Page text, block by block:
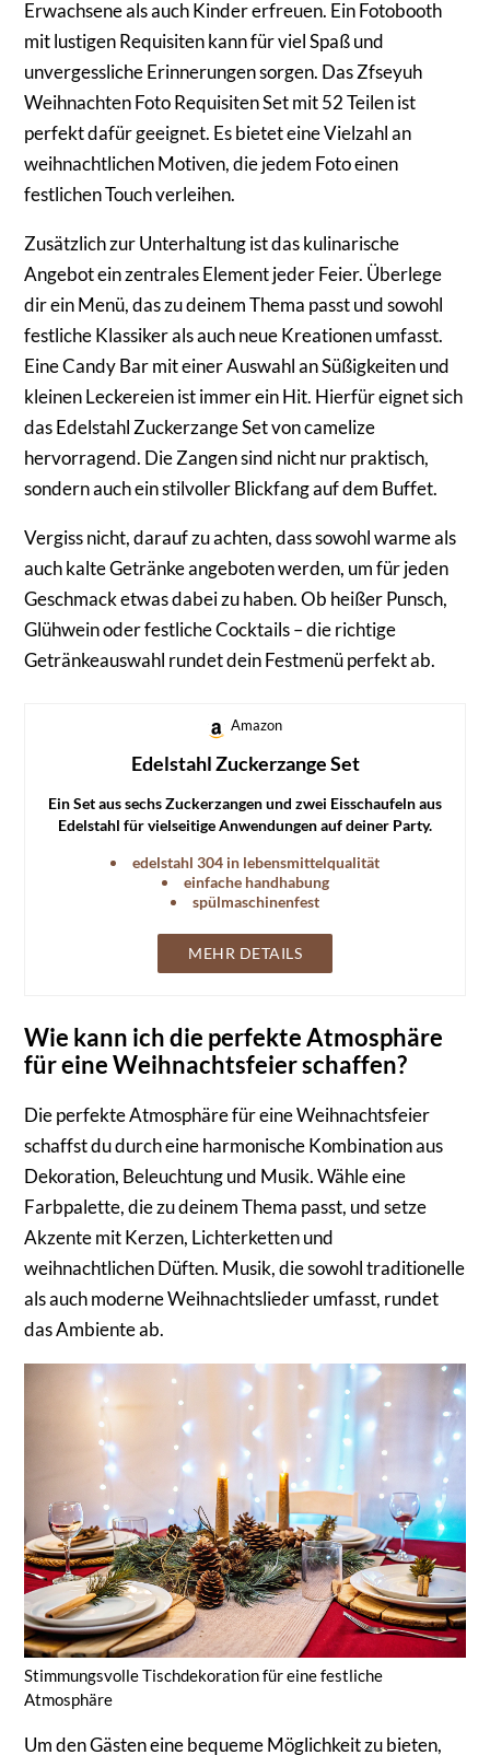
Erwachsene als auch Kinder erfreuen. Ein Fotobooth
mit lustigen Requisiten kann für viel Spaß und
unvergessliche Erinnerungen sorgen. Das Zfseyuh
Weihnachten Foto Requisiten Set mit 52 Teilen ist
perfekt dafür geeignet. Es bietet eine Vielzahl an
weihnachtlichen Motiven, die jedem Foto einen
festlichen Touch verleihen.
Zusätzlich zur Unterhaltung ist das kulinarische
Angebot ein zentrales Element jeder Feier. Überlege
dir ein Menü, das zu deinem Thema passt und sowohl
festliche Klassiker als auch neue Kreationen umfasst.
Eine Candy Bar mit einer Auswahl an Süßigkeiten und
kleinen Leckereien ist immer ein Hit. Hierfür eignet sich
das Edelstahl Zuckerzange Set von camelize
hervorragend. Die Zangen sind nicht nur praktisch,
sondern auch ein stilvoller Blickfang auf dem Buffet.
Vergiss nicht, darauf zu achten, dass sowohl warme als
auch kalte Getränke angeboten werden, um für jeden
Geschmack etwas dabei zu haben. Ob heißer Punsch,
Glühwein oder festliche Cocktails – die richtige
Getränkeauswahl rundet dein Festmenü perfekt ab.
Amazon
Edelstahl Zuckerzange Set
Ein Set aus sechs Zuckerzangen und zwei Eisschaufeln aus
Edelstahl für vielseitige Anwendungen auf deiner Party.
edelstahl 304 in lebensmittelqualität
einfache handhabung
spülmaschinenfest
MEHR DETAILS
Wie kann ich die perfekte Atmosphäre
für eine Weihnachtsfeier schaffen?
Die perfekte Atmosphäre für eine Weihnachtsfeier
schaffst du durch eine harmonische Kombination aus
Dekoration, Beleuchtung und Musik. Wähle eine
Farbpalette, die zu deinem Thema passt, und setze
Akzente mit Kerzen, Lichterketten und
weihnachtlichen Düften. Musik, die sowohl traditionelle
als auch moderne Weihnachtslieder umfasst, rundet
das Ambiente ab.
Stimmungsvolle Tischdekoration für eine festliche
Atmosphäre
Um den Gästen eine bequeme Möglichkeit zu bieten,